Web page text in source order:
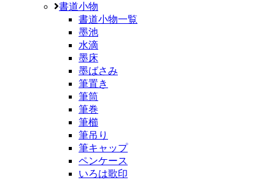
書道小物
書道小物一覧
墨池
水滴
墨床
墨ばさみ
筆置き
筆筒
筆巻
筆櫛
筆吊り
筆キャップ
ペンケース
いろは歌印